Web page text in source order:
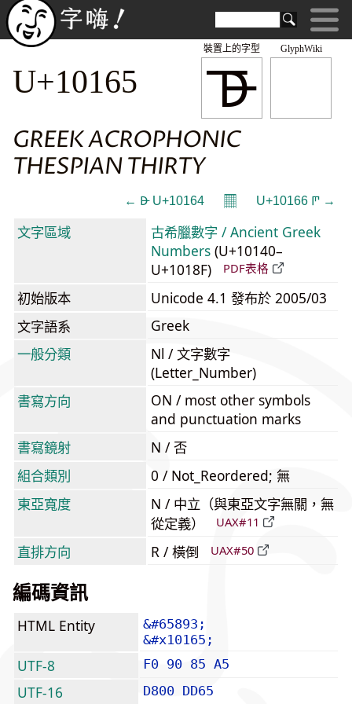
GlyphWiki
𐅥
裝置上的字型
U+10165
GREEK ACROPHONIC
THESPIAN THIRTY
← 𐅤 U+10164 𝄜 U+10166 𐅦 →
文字區域
古希臘數字 / Ancient Greek
Numbers (U+10140–
U+1018F)
PDF表格
初始版本
Unicode 4.1 發布於 2005/03
文字語系
Greek
一般分類
Nl / 文字數字
(Letter_Number)
書寫方向
ON / most other symbols
and punctuation marks
書寫鏡射
N / 否
組合類別
0 / Not_Reordered; 無
東亞寬度
N / 中立（與東亞文字無關，無
從定義）
UAX#11
直排方向 R / 橫倒 UAX#50
編碼資訊
HTML Entity
&#65893;
&#x10165;
UTF-8 F0 90 85 A5
UTF-16 D800 DD65